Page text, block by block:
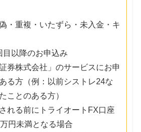
・重複・いたずら・未入金・キ
以降のお申込み
券株式会社」のサービスにお申
る方（例：以前シストレ24な
ことのある方）
れる前にトライオートFX口座
円未満となる場合